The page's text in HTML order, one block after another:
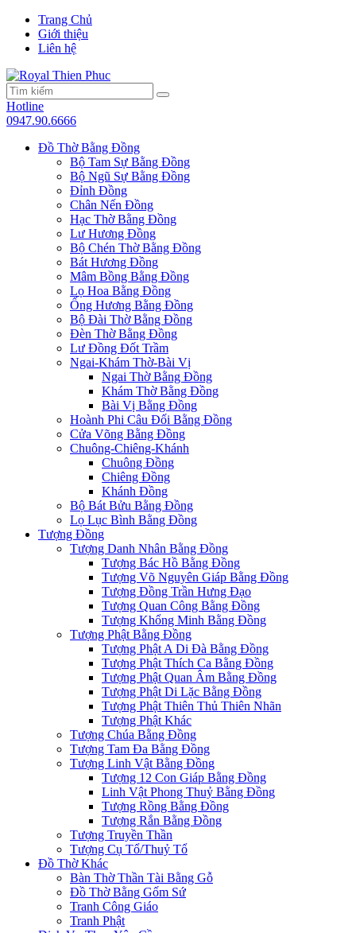
Trang Chủ
Giới thiệu
Liên hệ
Hotline
0947.90.6666
Đồ Thờ Bằng Đồng
Bộ Tam Sự Bằng Đồng
Bộ Ngũ Sự Bằng Đồng
Đỉnh Đồng
Chân Nến Đồng
Hạc Thờ Bằng Đồng
Lư Hương Đồng
Bộ Chén Thờ Bằng Đồng
Bát Hương Đồng
Mâm Bồng Bằng Đồng
Lọ Hoa Bằng Đồng
Ống Hương Bằng Đồng
Bộ Đài Thờ Bằng Đồng
Đèn Thờ Bằng Đồng
Lư Đồng Đốt Trầm
Ngai-Khám Thờ-Bài Vị
Ngai Thờ Bằng Đồng
Khám Thờ Bằng Đồng
Bài Vị Bằng Đồng
Hoành Phi Câu Đối Bằng Đồng
Cửa Võng Bằng Đồng
Chuông-Chiêng-Khánh
Chuông Đồng
Chiêng Đồng
Khánh Đồng
Bộ Bát Bửu Bằng Đồng
Lọ Lục Bình Bằng Đồng
Tượng Đồng
Tượng Danh Nhân Bằng Đồng
Tượng Bác Hồ Bằng Đồng
Tượng Võ Nguyên Giáp Bằng Đồng
Tượng Đồng Trần Hưng Đạo
Tượng Quan Công Bằng Đồng
Tượng Khổng Minh Bằng Đồng
Tượng Phật Bằng Đồng
Tượng Phật A Di Đà Bằng Đồng
Tượng Phật Thích Ca Bằng Đồng
Tượng Phật Quan Âm Bằng Đồng
Tượng Phật Di Lặc Bằng Đồng
Tượng Phật Thiên Thủ Thiên Nhãn
Tượng Phật Khác
Tượng Chúa Bằng Đồng
Tượng Tam Đa Bằng Đồng
Tượng Linh Vật Bằng Đồng
Tượng 12 Con Giáp Bằng Đồng
Linh Vật Phong Thuỷ Bằng Đồng
Tượng Rồng Bằng Đồng
Tượng Rắn Bằng Đồng
Tượng Truyền Thần
Tượng Cụ Tổ/Thuỷ Tổ
Đồ Thờ Khác
Bàn Thờ Thần Tài Bằng Gỗ
Đồ Thờ Bằng Gốm Sứ
Tranh Công Giáo
Tranh Phật